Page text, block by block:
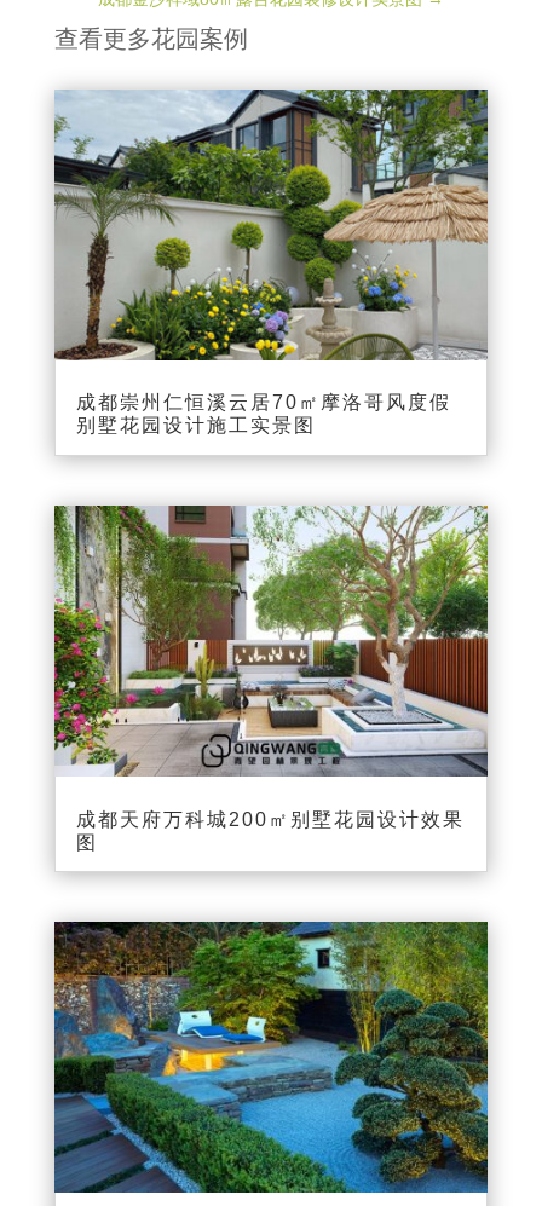
查看更多花园案例
成都崇州仁恒溪云居70㎡摩洛哥风度假
别墅花园设计施工实景图
成都天府万科城200㎡别墅花园设计效果
图